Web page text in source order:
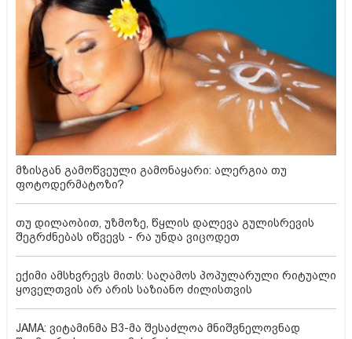
მზისგან გამოწვეული გამონაყარი: ალერგია თუ
ფოტოდერმატოზი?
თუ დილაობით, უზმოზე, წყლის დალევა გულისრევის
შეგრძნებას იწვევს - რა უნდა ვიცოდეთ
ექიმი ამსხვრევს მითს: საღამოს პოპულარული რიტუალი
ყოველთვის არ არის საზიანო ძილისთვის
JAMA: ვიტამინმა B3-მა შესაძლოა მნიშვნელოვნად